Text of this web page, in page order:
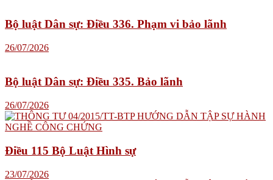
Bộ luật Dân sự: Điều 336. Phạm vi bảo lãnh
26/07/2026
Bộ luật Dân sự: Điều 335. Bảo lãnh
26/07/2026
Điều 115 Bộ Luật Hình sự
23/07/2026